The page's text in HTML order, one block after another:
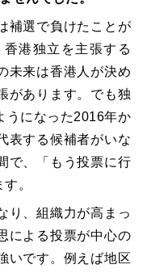
補選で負けたことが
港独立を主張する
未来は香港人が決め
があります。でも独
うになった2016年か
表する候補者がいな
で、「もう投票に行
。
り、組織力が高まっ
による投票が中心の
いです。例えば地区